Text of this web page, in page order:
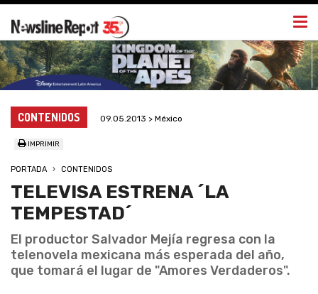
CONTENIDOS 09.05.2013 > México
IMPRIMIR
PORTADA CONTENIDOS
TELEVISA ESTRENA ´LA
TEMPESTAD´
El productor Salvador Mejía regresa con la
telenovela mexicana más esperada del año,
que tomará el lugar de "Amores Verdaderos".